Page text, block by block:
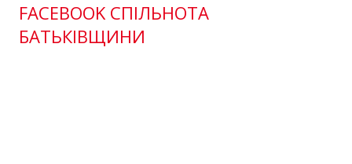
FACEBOOK СПІЛЬНОТА
БАТЬКІВЩИНИ